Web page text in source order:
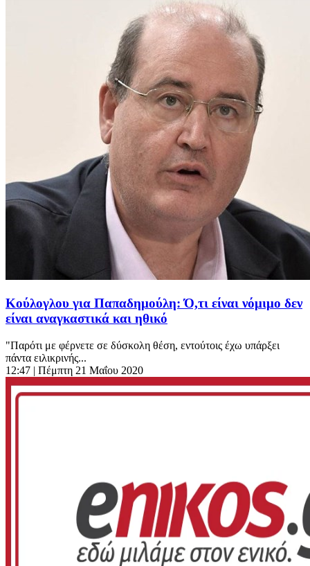
Κούλογλου για Παπαδημούλη: Ό,τι είναι νόμιμο δεν
είναι αναγκαστικά και ηθικό
"Παρότι με φέρνετε σε δύσκολη θέση, εντούτοις έχω υπάρξει
πάντα ειλικρινής...
12:47 | Πέμπτη 21 Μαΐου 2020